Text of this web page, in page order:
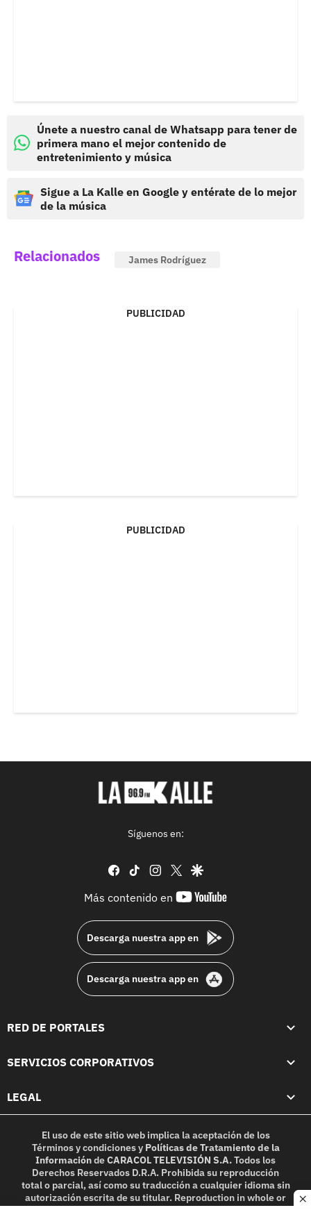
Únete a nuestro canal de Whatsapp para tener de
primera mano el mejor contenido de
entretenimiento y música
Sigue a La Kalle en Google y entérate de lo mejor
de la música
Relacionados James Rodríguez
PUBLICIDAD
PUBLICIDAD
Síguenos en:
facebook
tiktok instagram
twittergoogle
Más contenido en
youtube-
Descarga nuestra app en
Descarga nuestra app en
RED DE PORTALES
SERVICIOS CORPORATIVOS
LEGAL
El uso de este sitio web implica la aceptación de los
Términos y condicionesy Políticas de Tratamiento de la
InformacióndeCARACOL TELEVISIÓN S.A.Todos los
Derechos Reservados D.R.A. Prohibida su reproducción
total o parcial, así como su traducción a cualquier idioma sin
autorización escrita de su titular. Reproduction in whole or